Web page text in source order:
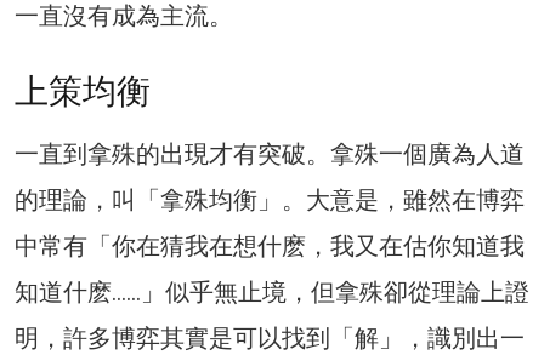
一直沒有成為主流。
上策均衡
一直到拿殊的出現才有突破。拿殊一個廣為人道
的理論，叫「拿殊均衡」。大意是，雖然在博弈
中常有「你在猜我在想什麽，我又在估你知道我
知道什麽……」似乎無止境，但拿殊卻從理論上證
明，許多博弈其實是可以找到「解」，識別出一